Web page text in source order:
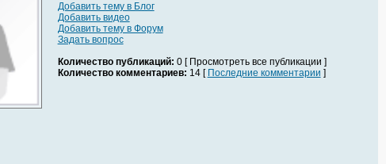
Добавить тему в Блог
Добавить видео
Добавить тему в Форум
Задать вопрос
Количество публикаций: 0 [ Просмотреть все публикации ]
Количество комментариев: 14 [ Последние комментарии ]